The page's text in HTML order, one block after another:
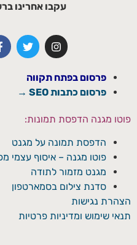
עקבו אחרינו
פרסום בפתח תקווה
פרסום כתבות SEO →
פוטו מגנה הדפסת תמונות:
הדפסת תמונה על מגנט
פוטו מגנה – איסוף עצמי
מגנט מזמור לתודה
סדנת צילום בסמארטפון
הצהרת נגישות
תנאי שימוש ומדיניות פרטיות